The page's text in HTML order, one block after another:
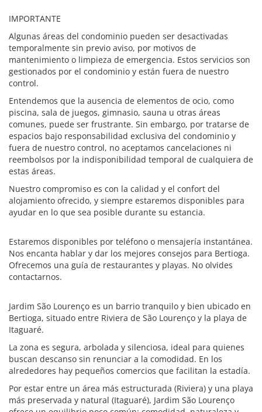
IMPORTANTE
Algunas áreas del condominio pueden ser desactivadas
temporalmente sin previo aviso, por motivos de
mantenimiento o limpieza de emergencia. Estos servicios son
gestionados por el condominio y están fuera de nuestro
control.
Entendemos que la ausencia de elementos de ocio, como
piscina, sala de juegos, gimnasio, sauna u otras áreas
comunes, puede ser frustrante. Sin embargo, por tratarse de
espacios bajo responsabilidad exclusiva del condominio y
fuera de nuestro control, no aceptamos cancelaciones ni
reembolsos por la indisponibilidad temporal de cualquiera de
estas áreas.
Nuestro compromiso es con la calidad y el confort del
alojamiento ofrecido, y siempre estaremos disponibles para
ayudar en lo que sea posible durante su estancia.
Estaremos disponibles por teléfono o mensajería instantánea.
Nos encanta hablar y dar los mejores consejos para Bertioga.
Ofrecemos una guía de restaurantes y playas. No olvides
contactarnos.
Jardim São Lourenço es un barrio tranquilo y bien ubicado en
Bertioga, situado entre Riviera de São Lourenço y la playa de
Itaguaré.
La zona es segura, arbolada y silenciosa, ideal para quienes
buscan descanso sin renunciar a la comodidad. En los
alrededores hay pequeños comercios que facilitan la estadía.
Por estar entre un área más estructurada (Riviera) y una playa
más preservada y natural (Itaguaré), Jardim São Lourenço